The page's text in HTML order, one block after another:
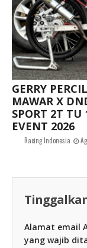
GERRY
MAWAR X
SPORT 2T TU
EVENT 2026
Racing Indonesia
Alamat email
yang wajib